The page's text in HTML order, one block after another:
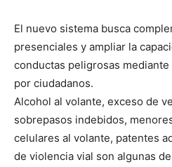
El nuevo sistema busca
presenciales y ampliar la
conductas peligrosas
por ciudadanos.
Alcohol al volante, exceso de
sobrepasos indebidos,
celulares al volante, patentes
de violencia vial son algunas